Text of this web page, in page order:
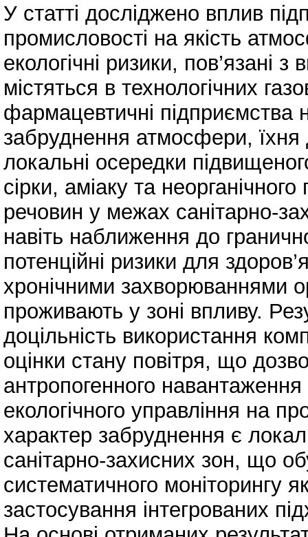
У статті досліджено вплив
промисловості на якість
екологічні ризики, пов’язані
містяться в технологічних
фармацевтичні
забруднення атмосфери,
локальні осередки
сірки, аміаку та
речовин у межах санітарно-
навіть наближення до
потенційні ризики для
хронічними захворюваннями
проживають у зоні впливу.
доцільність використання
оцінки стану повітря, що
антропогенного
екологічного управління на
характер забруднення є
санітарно-захисних зон, що
систематичного моніторингу
застосування інтегрованих